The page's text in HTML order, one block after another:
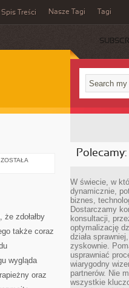
Spis Treści Nasze Tagi Tagi
TUNING
ZOSTAŁA
zdołałby
także coraz
wygląda
oraz
Polecamy:
W świecie, w
dynamicznie,
biznes,
Dostarczamy
konsultacji,
optymalizację
działa
zyskownie.
usprawniać
wiarygodny
partnerów. Nie
wszystkie